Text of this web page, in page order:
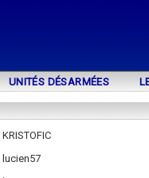
UNITÉS DÉSARMÉES
KRISTOFIC
lucien57